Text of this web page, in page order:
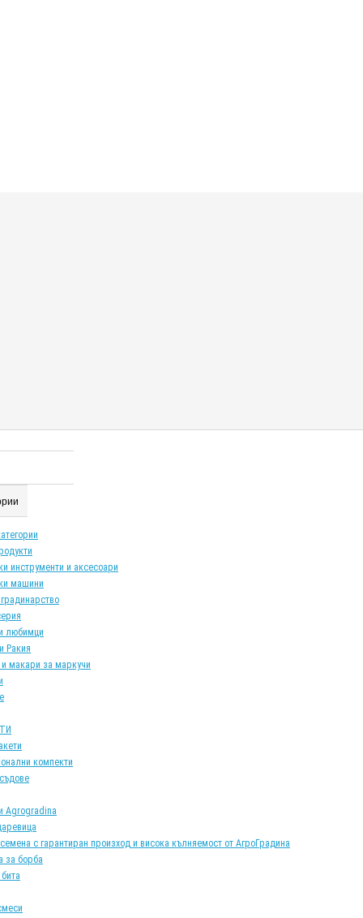
инструменти и аксесоари
машини
любимци
Ракия
и макари за маркучи
компекти
Agrogradina
с гарантиран произход и висока кълняемост от АгроГрадина
за борба